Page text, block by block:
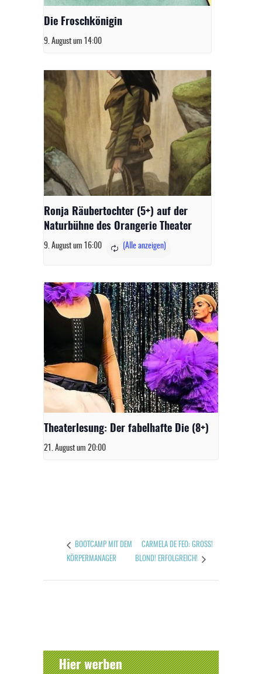
Die Froschkönigin
9. August um 14:00
Ronja Räubertochter (5+) auf der
Naturbühne des Orangerie Theater
9. August um 16:00
Theaterlesung: Der fabelhafte Die (8+)
21. August um 20:00
BOOTCAMP MIT DEM
KÖRPERMANAGER
CARMELA DE FEO: GROSS! B
LOND! ERFOLGREICH!